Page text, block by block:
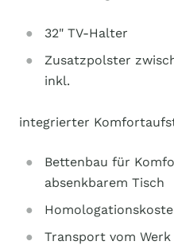
32" TV-Halter
Zusatzpolster
inkl.
integrierter
Bettenbau für
absenkbarem Tisch
Transport vom